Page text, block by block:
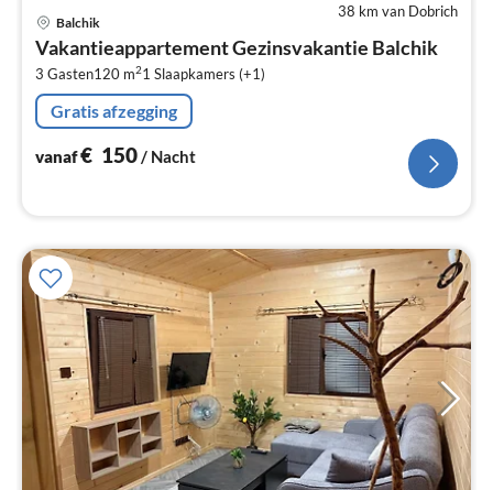
38 km van Dobrich
Balchik
Vakantieappartement Gezinsvakantie Balchik
3 Gasten120 m21 Slaapkamers (+1)
Gratis afzegging
vanaf€ 150/ Nacht